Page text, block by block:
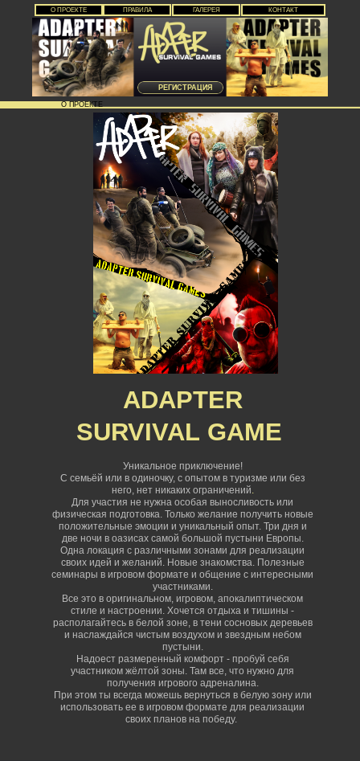
О ПРОЕКТЕ ПРАВИЛА ГАЛЕРЕЯ КОНТАКТ
РЕГИСТРАЦИЯ
О ПРОЕКТЕ
ADAPTER
SURVIVAL GAME
Уникальное приключение!
С семьёй или в одиночку, с опытом в туризме или без
него, нет никаких ограничений.
Для участия не нужна особая выносливость или
физическая подготовка. Только желание получить новые
положительные эмоции и уникальный опыт. Три дня и
две ночи в оазисах самой большой пустыни Европы.
Одна локация с различными зонами для реализации
своих идей и желаний. Новые знакомства. Полезные
семинары в игровом формате и общение с интересными
участниками.
Все это в оригинальном, игровом, апокалиптическом
стиле и настроении. Хочется отдыха и тишины -
располагайтесь в белой зоне, в тени сосновых деревьев
и наслаждайся чистым воздухом и звездным небом
пустыни.
Надоест размеренный комфорт - пробуй себя
участником жёлтой зоны. Там все, что нужно для
получения игрового адреналина.
При этом ты всегда можешь вернуться в белую зону или
использовать ее в игровом формате для реализации
своих планов на победу.